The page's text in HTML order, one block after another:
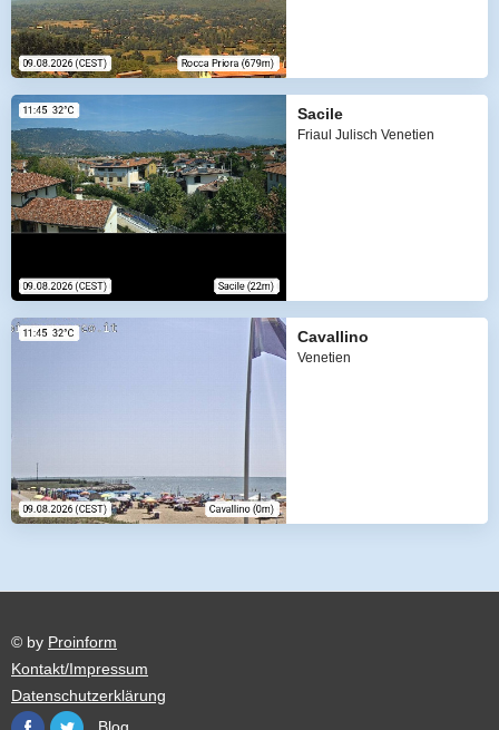
Sacile
Friaul Julisch Venetien
Cavallino
Venetien
© by Proinform
Kontakt/Impressum
Datenschutzerklärung
Blog